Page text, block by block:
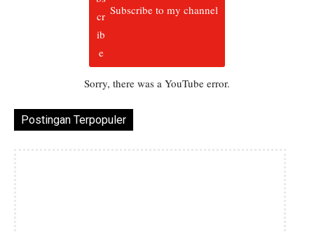
Subscribe to my channel
Sorry, there was a YouTube error.
Postingan Terpopuler